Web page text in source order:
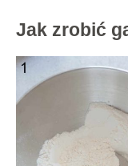
Jak zrobić